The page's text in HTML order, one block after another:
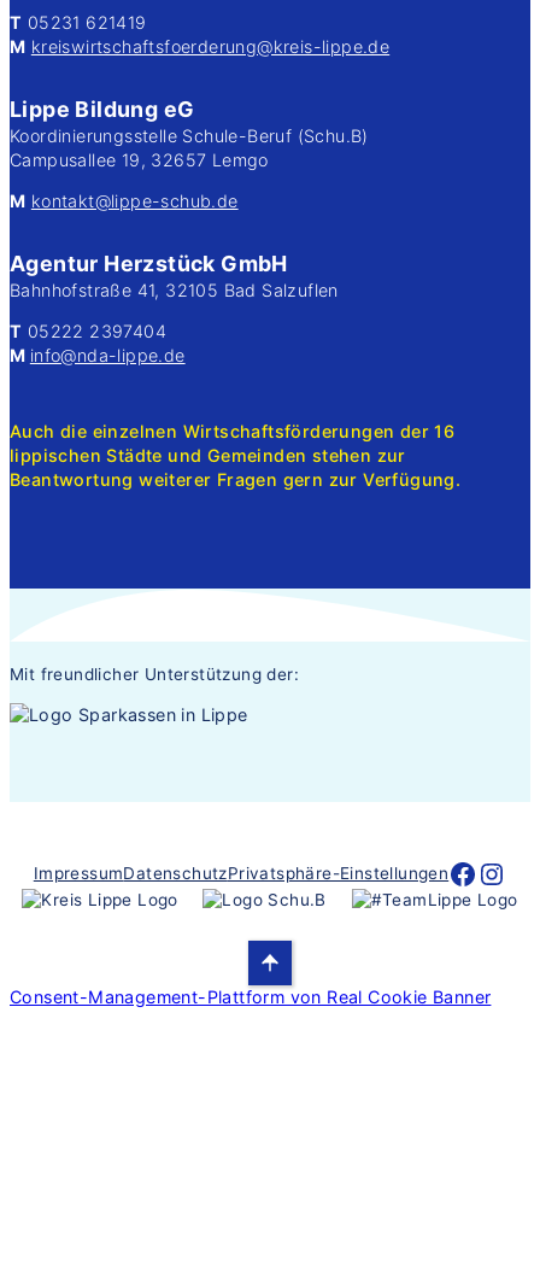
T 05231 621419
M kreiswirtschaftsfoerderung@kreis-lippe.de
Lippe Bildung eG
Koordinierungsstelle Schule-Beruf (Schu.B)
Campusallee 19, 32657 Lemgo
M kontakt@lippe-schub.de
Agentur Herzstück GmbH
Bahnhofstraße 41, 32105 Bad Salzuflen
T 05222 2397404
M info@nda-lippe.de
Auch die einzelnen Wirtschaftsförderungen der 16
lippischen Städte und Gemeinden stehen zur
Beantwortung weiterer Fragen gern zur Verfügung.
Mit freundlicher Unterstützung der:
ImpressumDatenschutzPrivatsphäre-EinstellungenNacht der Ausbildung
Nacht der
Consent-Management-Plattform von Real Cookie Banner